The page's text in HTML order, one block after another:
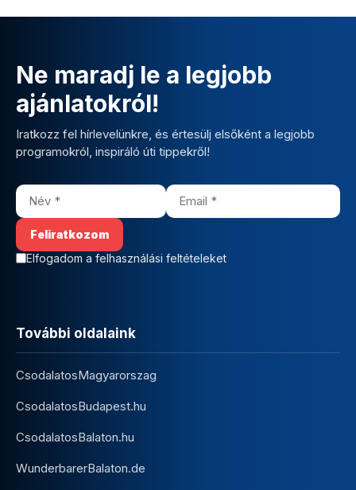
Ne maradj le a legjobb
ajánlatokról!
Iratkozz fel hírlevelünkre, és értesülj elsőként a legjobb
programokról, inspiráló úti tippekről!
Elfogadom a felhasználási feltételeket
További oldalaink
CsodalatosMagyarorszag
CsodalatosBudapest.hu
CsodalatosBalaton.hu
WunderbarerBalaton.de